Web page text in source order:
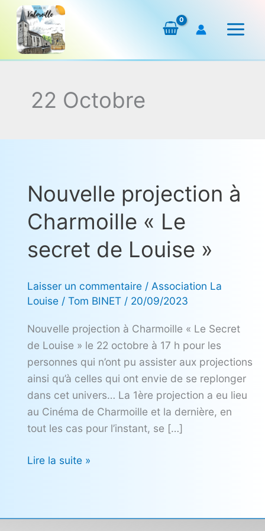
Aller
contenu
22 Octobre
Nouvelle projection à
Charmoille « Le
secret de Louise »
Laisser un commentaire / Association La
Louise/ Tom BINET / 20/09/2023
Nouvelle projection à Charmoille « Le Secret
de Louise » le 22 octobre à 17 h pour les
personnes qui n’ont pu assister aux projections
ainsi qu’à celles qui ont envie de se replonger
dans cet univers… La 1ère projection a eu lieu
au Cinéma de Charmoille et la dernière, en
tout les cas pour l’instant, se […]
Nouvelle
projection
à
« Le
de
Louise »
Lire la suite »